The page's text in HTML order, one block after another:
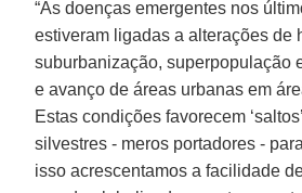
“As doenças emergentes nos
estiveram ligadas a alterações de
suburbanização, superpopulação
e avanço de áreas urbanas em
Estas condições favorecem
silvestres - meros portadores -
isso acrescentamos a facilidade